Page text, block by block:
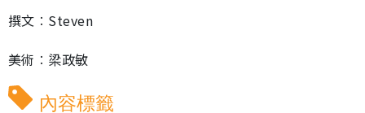
撰文︰Steven
美術︰梁政敏
內容標籤